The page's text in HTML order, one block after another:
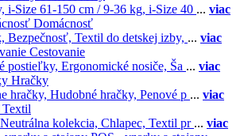
i-Size 61-150 cm / 9-36 kg, i-Size 40 ... viac
Domácnosť
Bezpečnosť, Textil do detskej izby, ... viac
Cestovanie
postieľky, Ergonomické nosiče, Ša ... viac
Hračky
hračky, Hudobné hračky, Penové p ... viac
Textil
Neutrálna kolekcia, Chlapec, Textil pr ... viac